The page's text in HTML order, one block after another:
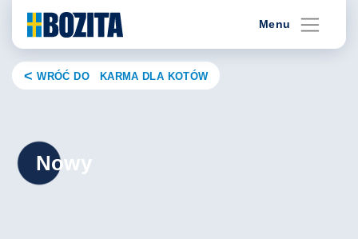
content
Menu
WRÓĆ DO KARMA DLA KOTÓW
Nowy